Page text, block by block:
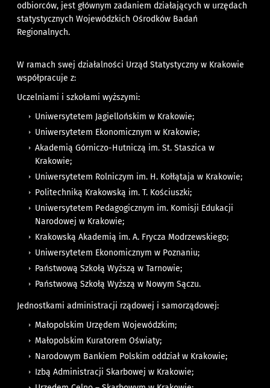
odbiorców, jest głównym zadaniem działających w urzędach
statystycznych Wojewódzkich Ośrodków Badań
Regionalnych.
W ramach swej działalności Urząd Statystyczny w Krakowie
współpracuje z:
Uczelniami i szkołami wyższymi:
Uniwersytetem Jagiellońskim w Krakowie;
Uniwersytetem Ekonomicznym w Krakowie;
Akademią Górniczo-Hutniczą im. St. Staszica w
Krakowie;
Uniwersytetem Rolniczym im. H. Kołłątaja w Krakowie;
Politechniką Krakowską im. T. Kościuszki;
Uniwersytetem Pedagogicznym im. Komisji Edukacji
Narodowej w Krakowie;
Krakowską Akademią im. A. Frycza Modrzewskiego;
Uniwersytetem Ekonomicznym w Poznaniu;
Państwową Szkołą Wyższą w Tarnowie;
Państwową Szkołą Wyższą w Nowym Sączu.
Jednostkami administracji rządowej i samorządowej:
Małopolskim Urzędem Wojewódzkim;
Małopolskim Kuratorem Oświaty;
Narodowym Bankiem Polskim oddział w Krakowie;
Izbą Administracji Skarbowej w Krakowie;